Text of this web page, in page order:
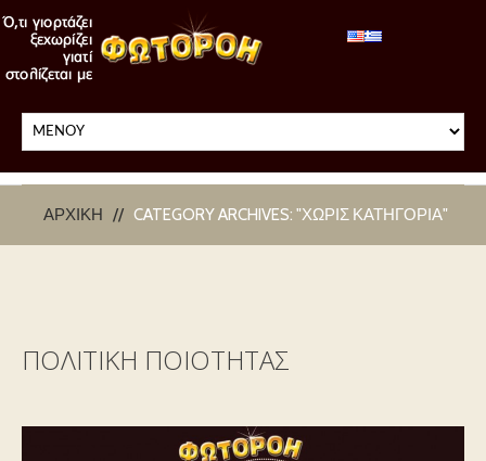
ΑΡΧΙΚΉ CATEGORY ARCHIVES: "ΧΩΡΊΣ ΚΑΤΗΓΟΡΊΑ"
ΠΟΛΙΤΙΚΗ ΠΟΙΟΤΗΤΑΣ